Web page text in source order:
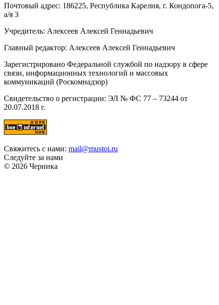
Почтовый адрес: 186225, Республика Карелия, г. Кондопога-5,
а/я 3
Учредитель: Алексеев Алексей Геннадьевич
Главный редактор: Алексеев Алексей Геннадьевич
Зарегистрировано Федеральной службой по надзору в сфере
связи, информационных технологий и массовых
коммуникаций (Роскомнадзор)
Свидетельство о регистрации: ЭЛ № ФС 77 – 73244 от
20.07.2018 г.
Свяжитесь с нами: mail@mustoi.ru
Следуйте за нами
© 2026 Черника